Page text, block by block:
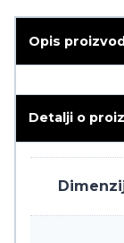
Opis
Detalji o